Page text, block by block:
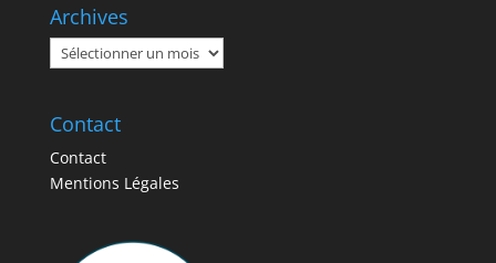
Archives
Archives
Contact
Contact
Mentions Légales